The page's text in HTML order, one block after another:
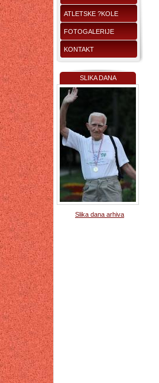
ATLETSKE ?KOLE
FOTOGALERIJE
KONTAKT
SLIKA DANA
Slika dana arhiva